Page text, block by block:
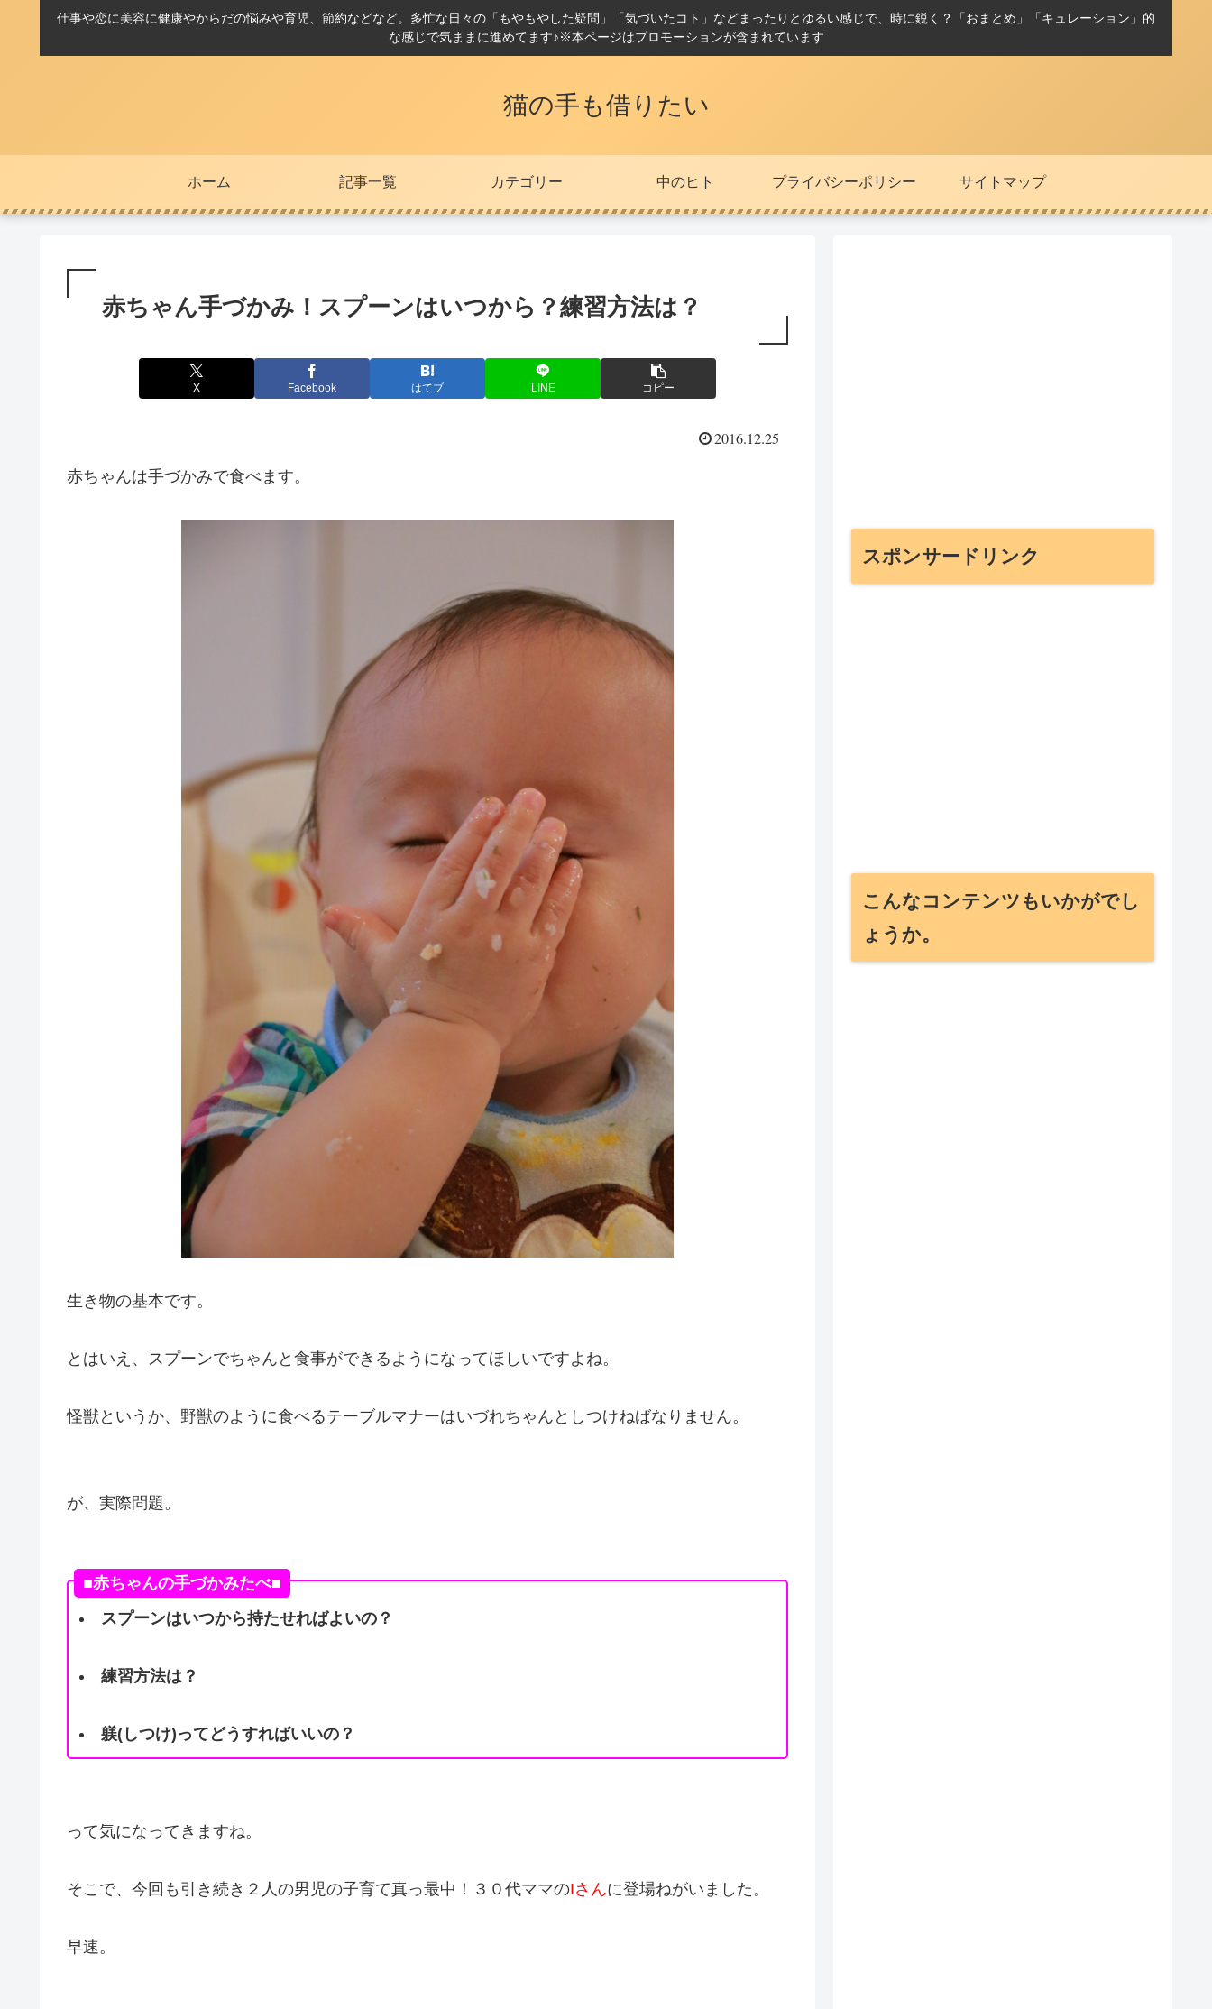
仕事や恋に美容に健康やからだの悩みや育児、節約などなど。多忙な日々の「もやもやした疑問」「気づいたコト」などまったりとゆるい感じで、時に鋭く？「おまとめ」「キュレーション」的
な感じで気ままに進めてます♪※本ページはプロモーションが含まれています
猫の手も借りたい
ホーム 記事一覧 カテゴリー 中のヒト プライバシーポリシー サイトマップ
赤ちゃん手づかみ！スプーンはいつから？練習方法は？
X Facebook はてブ LINE コピー
2016.12.25
赤ちゃんは手づかみで食べます。
生き物の基本です。
とはいえ、スプーンでちゃんと食事ができるようになってほしいですよね。
怪獣というか、野獣のように食べるテーブルマナーはいづれちゃんとしつけねばなりません。
が、実際問題。
■赤ちゃんの手づかみたべ■
スプーンはいつから持たせればよいの？
練習方法は？
躾(しつけ)ってどうすればいいの？
って気になってきますね。
そこで、今回も引き続き ２人の男児の子育て真っ最中！３０代ママのIさんに登場ねがいました。
早速。
スポンサードリンク
こんなコンテンツもいかがでし
ょうか。